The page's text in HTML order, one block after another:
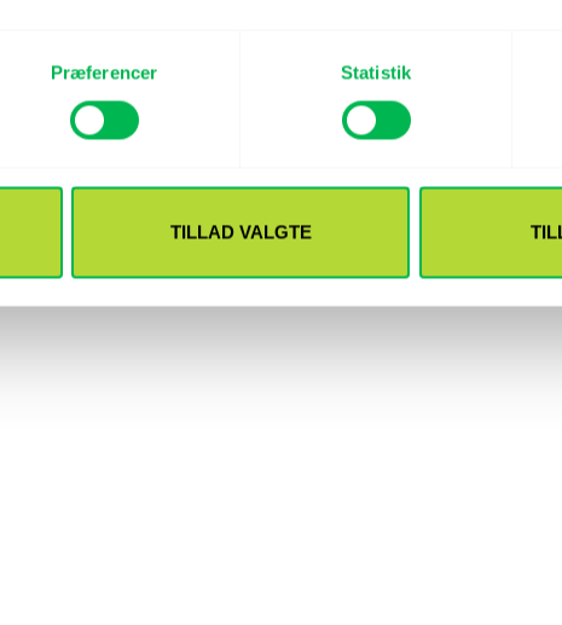
Præferencer Statistik
TILLAD VALGTE